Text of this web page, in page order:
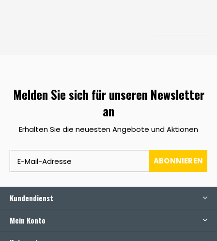
Melden Sie sich für unseren Newsletter
an
Erhalten Sie die neuesten Angebote und Aktionen
ABONNIEREN
Kundendienst
Mein Konto